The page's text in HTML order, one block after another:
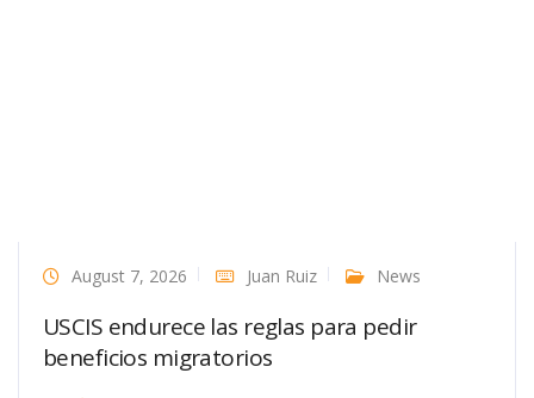
August 7, 2026 Juan Ruiz News
USCIS endurece las reglas para pedir
beneficios migratorios